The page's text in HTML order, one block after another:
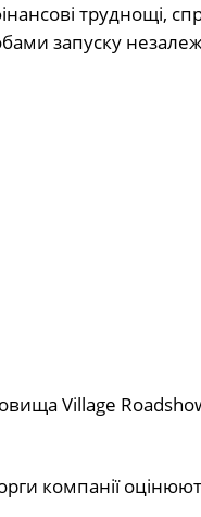
запуску
Village
компанії